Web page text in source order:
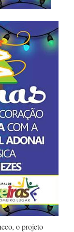
o projeto